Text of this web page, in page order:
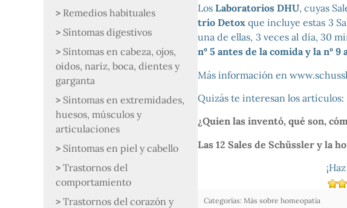
Remedios habituales
Síntomas digestivos
Síntomas en cabeza, ojos,
oidos, nariz, boca, dientes y
garganta
Síntomas en extremidades,
huesos, músculos y
articulaciones
Síntomas en piel y cabello
Trastornos del
comportamiento
Trastornos del corazón y
Los Laboratorios DHU, cuyas
trío Detoxque incluye estas 3
una de ellas, 3 veces al día, 30
nº 5 antes de la comida y la nº 9
Más información en
Quizás te interesan los artículos:
¿Quien las inventó, qué son,
Las 12 Sales de Schüssler y la
Categorías: Más sobre homeopatía